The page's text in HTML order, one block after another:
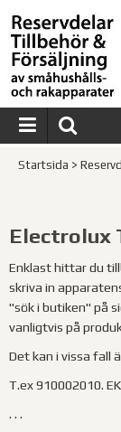
Startsida >
Electrolux
Enklast hittar du
skriva in
"sök i butiken" på
vanligtvis på
Det kan i vissa fall
T.ex 910002010.
. . .